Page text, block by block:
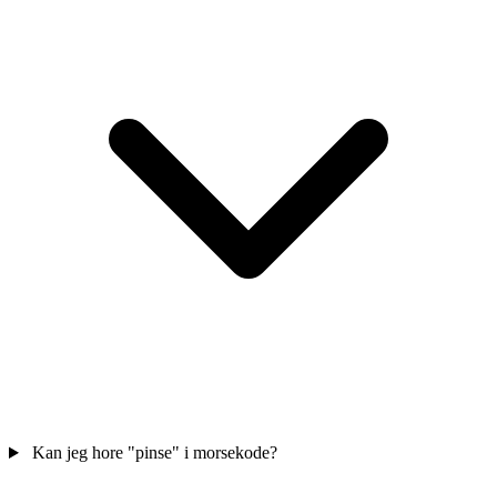
Kan jeg hore "pinse" i morsekode?